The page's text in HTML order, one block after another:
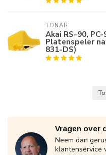
TONAR
Akai RS-90, PC-
Platenspeler
831-DS)
Vragen over
Neem dan
klantenservice